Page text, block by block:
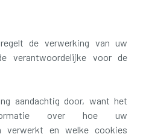
regelt de verwerking van uw
verantwoordelijke voor de
aandachtig door, want het
over hoe uw
verwerkt en welke cookies